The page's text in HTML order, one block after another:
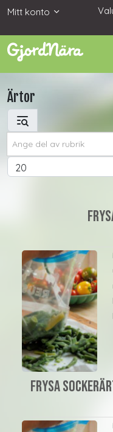
Mitt konto
Ärtor
Ange del av rubrik
Visa #
Frysa